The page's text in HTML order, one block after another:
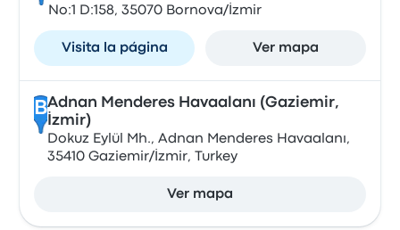
No:1 D:158, 35070 Bornova/İzmir
Visita la página Ver mapa
BAdnan Menderes Havaalanı (Gaziemir,
İzmir)
Dokuz Eylül Mh., Adnan Menderes Havaalanı,
35410 Gaziemir/İzmir, Turkey
Ver mapa